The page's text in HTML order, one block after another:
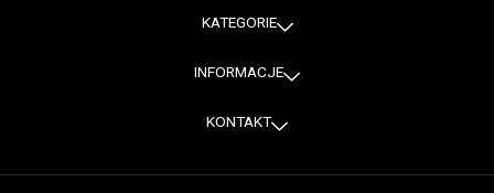
r
a
e
s
e
KATEGORIE
INFORMACJE
KONTAKT